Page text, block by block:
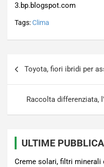
3.bp.blogspot.com
Tags:Clima
articoli
Toyota, fiori ibridi per
Raccolta
ULTIME
Creme solari, filtri minerali